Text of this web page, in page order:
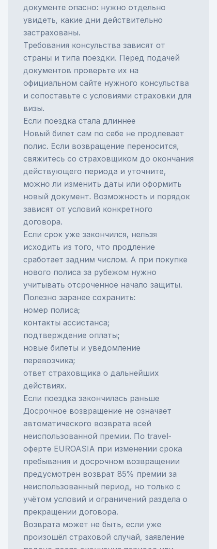
документе опасно: нужно отдельно
увидеть, какие дни действительно
застрахованы.
Требования консульства зависят от
страны и типа поездки. Перед подачей
документов проверьте их на
официальном сайте нужного консульства
и сопоставьте с условиями страховки для
визы.
Если поездка стала длиннее
Новый билет сам по себе не продлевает
полис. Если возвращение переносится,
свяжитесь со страховщиком до окончания
действующего периода и уточните,
можно ли изменить даты или оформить
новый документ. Возможность и порядок
зависят от условий конкретного
договора.
Если срок уже закончился, нельзя
исходить из того, что продление
сработает задним числом. А при покупке
нового полиса за рубежом нужно
учитывать отсроченное начало защиты.
Полезно заранее сохранить:
номер полиса;
контакты ассистанса;
подтверждение оплаты;
новые билеты и уведомление
перевозчика;
ответ страховщика о дальнейших
действиях.
Если поездка закончилась раньше
Досрочное возвращение не означает
автоматического возврата всей
неиспользованной премии. По travel-
оферте EUROASIA при изменении срока
пребывания и досрочном возвращении
предусмотрен возврат 85% премии за
неиспользованный период, но только с
учётом условий и ограничений раздела о
прекращении договора.
Возврата может не быть, если уже
произошёл страховой случай, заявление